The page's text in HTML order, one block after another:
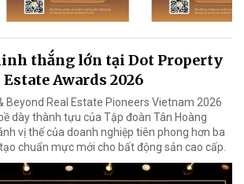
thắng lớn tại Dot Property
Awards 2026
Beyond Real Estate Pioneers Vietnam 2026
dày thành tựu của Tập đoàn Tân Hoàng
vị thế của doanh nghiệp tiên phong hơn ba
chuẩn mực mới cho bất động sản cao cấp.